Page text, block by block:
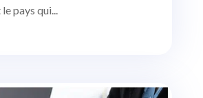
pays qui...